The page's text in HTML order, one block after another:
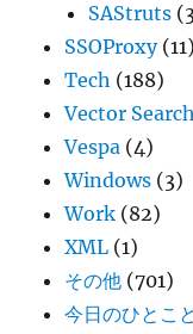
SAStruts
SSOProxy(11)
Tech (188)
Vector Search
Vespa (4)
Windows (3)
Work (82)
XML (1)
その他 (701)
今日のひとこと